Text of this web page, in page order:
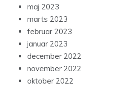
maj 2023
marts 2023
februar 2023
januar 2023
december 2022
november 2022
oktober 2022